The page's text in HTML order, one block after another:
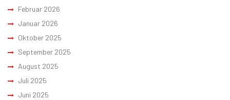
Februar 2026
Januar 2026
Oktober 2025
September 2025
August 2025
Juli 2025
Juni 2025